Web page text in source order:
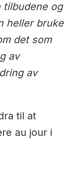
tilbudene og
heller bruke
det som
av
av
til at
au jour i